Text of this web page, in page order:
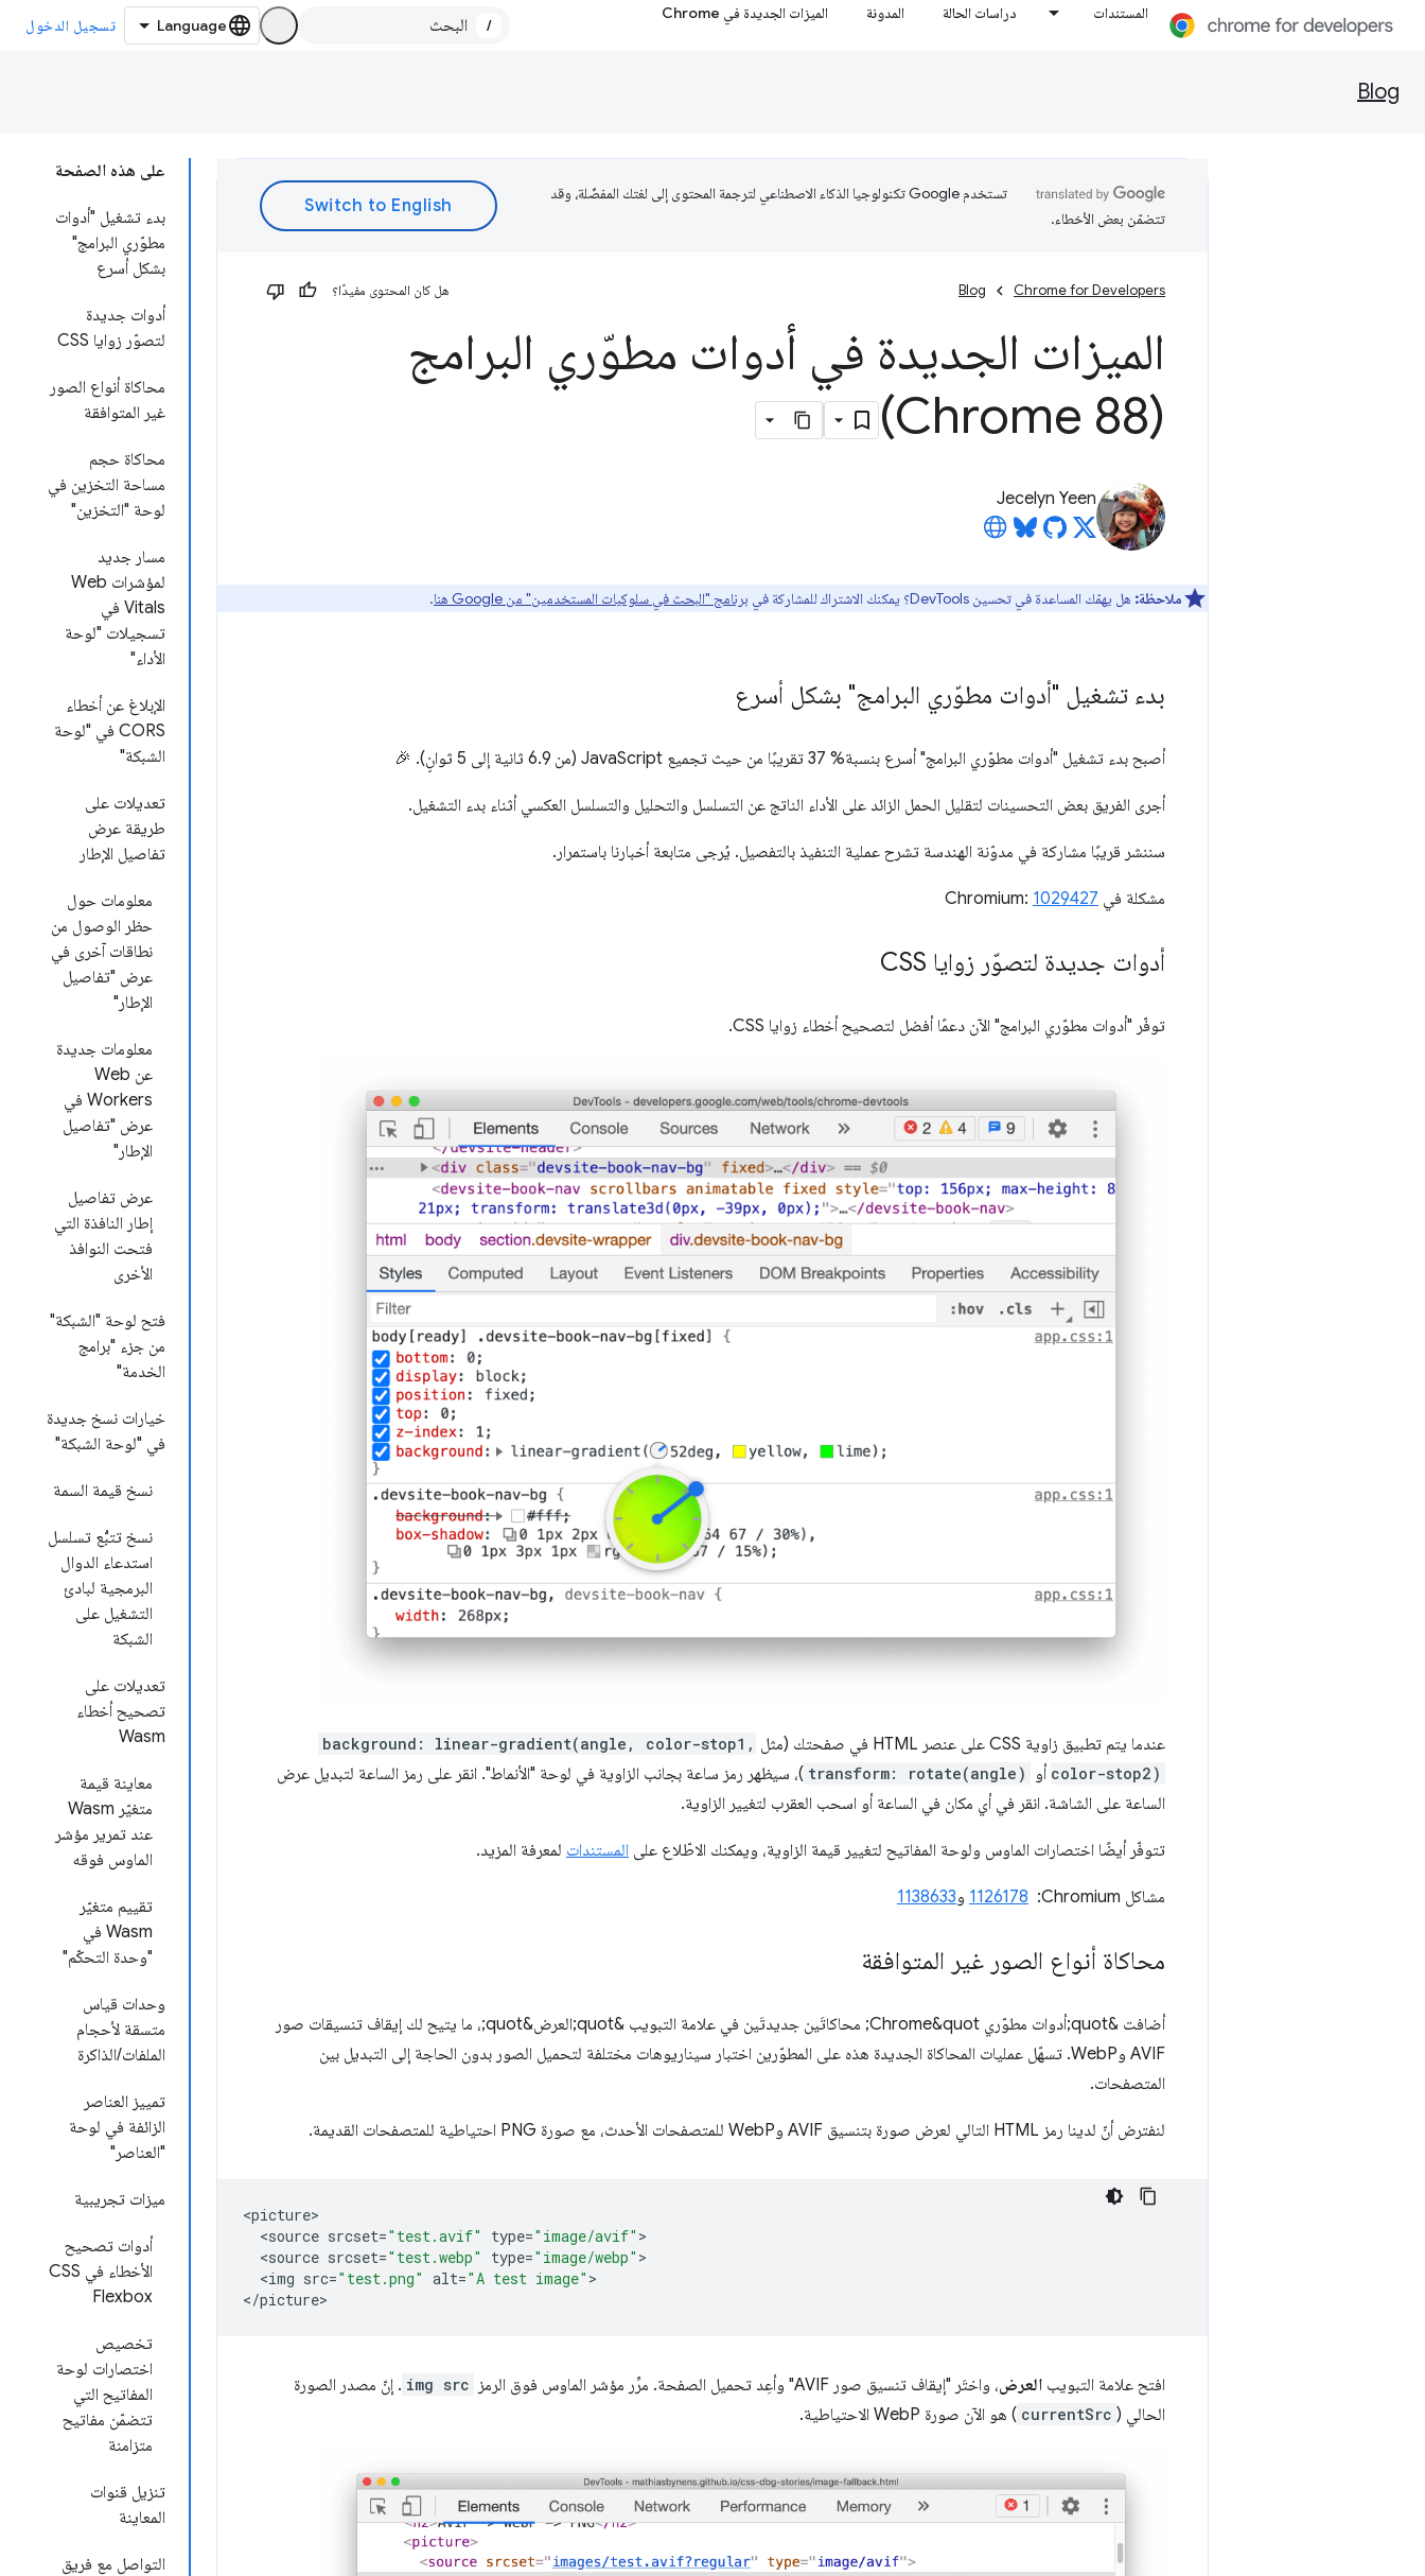
المستندات دراسات الحالة المدونة الميزات الجديدة في Chrome
/ تسجيل الدخول
Blog
على هذه الصفحة
بدء تشغيل "أدوات
مطوّري البرامج"
بشكل أسرع
أدوات جديدة
لتصوّر زوايا CSS
محاكاة أنواع الصور
غير المتوافقة
محاكاة حجم
مساحة التخزين في
لوحة "التخزين"
مسار جديد
لمؤشرات Web
Vitals في
تسجيلات "لوحة
الأداء"
الإبلاغ عن أخطاء
CORS في "لوحة
الشبكة"
تعديلات على
طريقة عرض
تفاصيل الإطار
معلومات حول
حظر الوصول من
نطاقات آخرى في
عرض "تفاصيل
الإطار"
معلومات جديدة
عن Web
Workers في
عرض "تفاصيل
الإطار"
عرض تفاصيل
إطار النافذة التي
فتحت النوافذ
الأخرى
فتح لوحة "الشبكة"
من جزء "برامج
الخدمة"
خيارات نسخ جديدة
في "لوحة الشبكة"
نسخ قيمة السمة
نسخ تتبُّع تسلسل
استدعاء الدوال
البرمجية لبادئ
التشغيل على
الشبكة
تعديلات على
تصحيح أخطاء
Wasm
معاينة قيمة
متغيّر Wasm
عند تمرير مؤشر
الماوس فوقه
تقييم متغيّر
Wasm في
"وحدة التحكّم"
وحدات قياس
متسقة لأحجام
الملفات/الذاكرة
تمييز العناصر
الزائفة في لوحة
"العناصر"
ميزات تجريبية
أدوات تصحيح
الأخطاء في CSS
Flexbox
تخصيص
اختصارات لوحة
المفاتيح التي
تتضمّن مفاتيح
متزامنة
تنزيل قنوات
المعاينة
التواصل مع فريق
تستخدم Google تكنولوجيا الذكاء الاصطناعي لترجمة المحتوى إلى لغتك المفضّلة، وقد
تتضمّن بعض الأخطاء.
Chrome for Developers
Blog هل كان المحتوى مفيدًا؟
الميزات الجديدة في أدوات مطوّري البرامج
(Chrome 88)
Jecelyn Yeen
ملاحظة: هل يهمّك المساعدة في تحسين DevTools؟ يمكنك الاشتراك للمشاركة في برنامج "البحث في سلوكيات المستخدمين" من Google هنا .
بدء تشغيل "أدوات مطوّري البرامج" بشكل أسرع
أصبح بدء تشغيل "أدوات مطوّري البرامج" أسرع بنسبة% 37 تقريبًا من حيث تجميع JavaScript (من 6.9 ثانية إلى 5 ثوانٍ). 🎉
أجرى الفريق بعض التحسينات لتقليل الحمل الزائد على الأداء الناتج عن التسلسل والتحليل والتسلسل العكسي أثناء بدء التشغيل.
سننشر قريبًا مشاركة في مدوّنة الهندسة تشرح عملية التنفيذ بالتفصيل. يُرجى متابعة أخبارنا باستمرار.
مشكلة في Chromium: 1029427
أدوات جديدة لتصوّر زوايا CSS
توفّر "أدوات مطوّري البرامج" الآن دعمًا أفضل لتصحيح أخطاء زوايا CSS.
عندما يتم تطبيق زاوية CSS على عنصر HTML في صفحتك (مثل
background: linear-gradient(angle, color-stop1,
color-stop2) أو transform: rotate(angle) )، سيظهر رمز ساعة بجانب الزاوية في لوحة "الأنماط". انقر على رمز الساعة لتبديل عرض
الساعة على الشاشة. انقر في أي مكان في الساعة أو اسحب العقرب لتغيير الزاوية.
تتوفّر أيضًا اختصارات الماوس ولوحة المفاتيح لتغيير قيمة الزاوية، ويمكنك الاطّلاع على المستندات لمعرفة المزيد.
مشاكل Chromium: ‏ 1126178 و1138633
محاكاة أنواع الصور غير المتوافقة
أضافت &quot;أدوات مطوّري Chrome&quot; محاكاتَين جديدتَين في علامة التبويب &quot;العرض&quot;، ما يتيح لك إيقاف تنسيقات صور
AVIF وWebP. تسهّل عمليات المحاكاة الجديدة هذه على المطوّرين اختبار سيناريوهات مختلفة لتحميل الصور بدون الحاجة إلى التبديل بين
المتصفحات.
لنفترض أنّ لدينا رمز HTML التالي لعرض صورة بتنسيق AVIF وWebP للمتصفحات الأحدث، مع صورة PNG احتياطية للمتصفحات القديمة.
<picture
<source srcset="test.avif" type="image/avif"
<source srcset="test.webp" type="image/webp"
<img src="test.png" alt="A test image" >
</picture
افتح علامة التبويب العرض، واختَر "إيقاف تنسيق صور AVIF" وأعِد تحميل الصفحة. مرِّر مؤشر الماوس فوق الرمز img src . إنّ مصدر الصورة
الحالي ( currentSrc ) هو الآن صورة WebP الاحتياطية.